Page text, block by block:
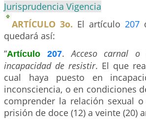
Jurisprudencia Vigencia
ARTÍCULO 3o. El artículo 207
quedará así:
“Artículo 207.Acceso carnal
incapacidad de resistir. El que
cual haya puesto en
inconsciencia, o en condiciones
comprender la relación sexual
prisión de doce (12) a veinte (20)